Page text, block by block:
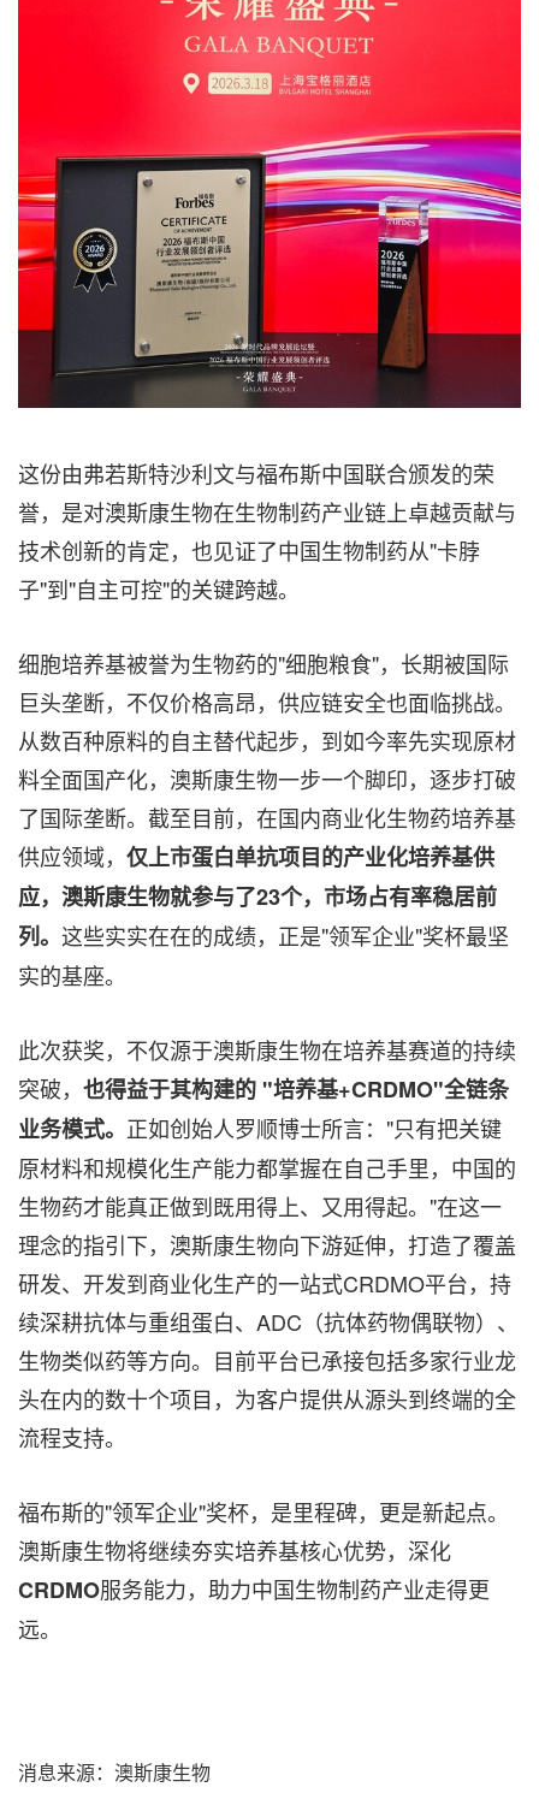
这份由弗若斯特沙利文与福布斯中国联合颁发的荣
誉，是对澳斯康生物在生物制药产业链上卓越贡献与
技术创新的肯定，也见证了中国生物制药从"卡脖
子"到"自主可控"的关键跨越。
细胞培养基被誉为生物药的"细胞粮食"，长期被国际
巨头垄断，不仅价格高昂，供应链安全也面临挑战。
从数百种原料的自主替代起步，到如今率先实现原材
料全面国产化，澳斯康生物一步一个脚印，逐步打破
了国际垄断。截至目前，在国内商业化生物药培养基
供应领域， 仅上市蛋白单抗项目的产业化培养基供
应，澳斯康生物就参与了23个，市场占有率稳居前
列。 这些实实在在的成绩，正是"领军企业"奖杯最坚
实的基座。
此次获奖，不仅源于澳斯康生物在培养基赛道的持续
突破， 也得益于其构建的 "培养基+CRDMO"全链条
业务模式。 正如创始人罗顺博士所言："只有把关键
原材料和规模化生产能力都掌握在自己手里，中国的
生物药才能真正做到既用得上、又用得起。"在这一
理念的指引下，澳斯康生物向下游延伸，打造了覆盖
研发、开发到商业化生产的一站式CRDMO平台，持
续深耕抗体与重组蛋白、ADC（抗体药物偶联物）、
生物类似药等方向。目前平台已承接包括多家行业龙
头在内的数十个项目，为客户提供从源头到终端的全
流程支持。
福布斯的"领军企业"奖杯，是里程碑，更是新起点。
澳斯康生物将继续夯实培养基核心优势，深化
CRDMO服务能力，助力中国生物制药产业走得更
远。
消息来源：澳斯康生物